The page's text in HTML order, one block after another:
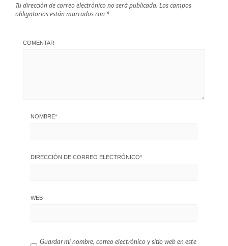
Tu dirección de correo electrónico no será publicada. Los campos
obligatorios están marcados con *
COMENTAR
NOMBRE*
DIRECCIÓN DE CORREO ELECTRÓNICO*
WEB
Guardar mi nombre, correo electrónico y sitio web en este